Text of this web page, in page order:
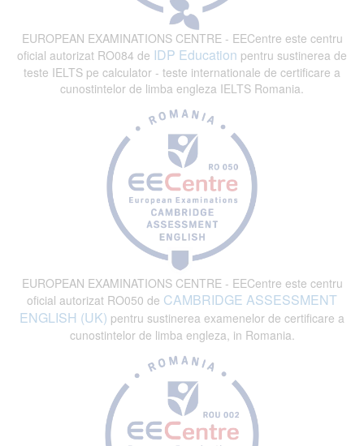
EUROPEAN EXAMINATIONS CENTRE - EECentre este centru
oficial autorizat RO084 de IDP Education pentru sustinerea de
teste IELTS pe calculator - teste internationale de certificare a
cunostintelor de limba engleza IELTS Romania.
EUROPEAN EXAMINATIONS CENTRE - EECentre este centru
oficial autorizat RO050 de CAMBRIDGE ASSESSMENT
ENGLISH (UK) pentru sustinerea examenelor de certificare a
cunostintelor de limba engleza, in Romania.